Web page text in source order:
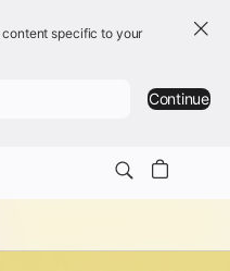
specific to your
Continue